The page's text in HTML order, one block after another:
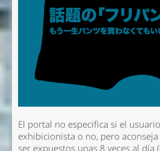
El portal no especifica si el
exhibicionista o no, pero
ser expuestos unas 8 veces al día